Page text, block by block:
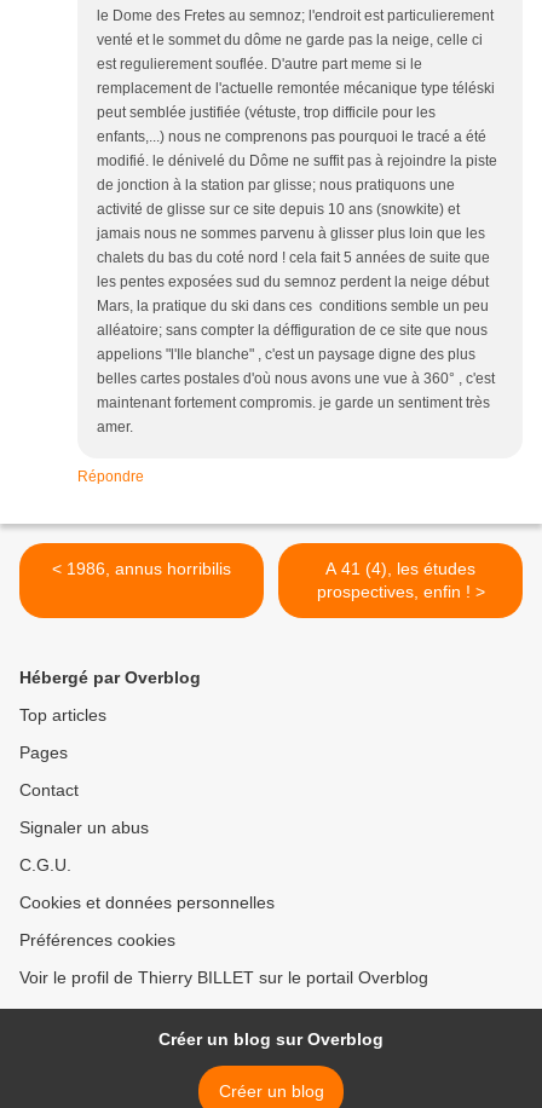
le Dome des Fretes au semnoz; l'endroit est particulierement
venté et le sommet du dôme ne garde pas la neige, celle ci
est regulierement souflée. D'autre part meme si le
remplacement de l'actuelle remontée mécanique type téléski
peut semblée justifiée (vétuste, trop difficile pour les
enfants,...) nous ne comprenons pas pourquoi le tracé a été
modifié. le dénivelé du Dôme ne suffit pas à rejoindre la piste
de jonction à la station par glisse; nous pratiquons une
activité de glisse sur ce site depuis 10 ans (snowkite) et
jamais nous ne sommes parvenu à glisser plus loin que les
chalets du bas du coté nord ! cela fait 5 années de suite que
les pentes exposées sud du semnoz perdent la neige début
Mars, la pratique du ski dans ces conditions semble un peu
alléatoire; sans compter la déffiguration de ce site que nous
appelions "l'Ile blanche" , c'est un paysage digne des plus
belles cartes postales d'où nous avons une vue à 360° , c'est
maintenant fortement compromis. je garde un sentiment très
amer.
Répondre
< 1986, annus horribilis
A 41 (4), les études
prospectives, enfin ! >
Hébergé par Overblog
Top articles
Pages
Contact
Signaler un abus
C.G.U.
Cookies et données personnelles
Préférences cookies
Voir le profil de Thierry BILLET sur le portail Overblog
Créer un blog sur Overblog
Créer un blog